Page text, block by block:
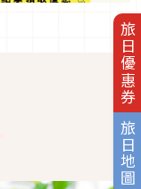
旅日優惠券
旅日地圖